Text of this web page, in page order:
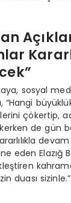
sosyal
“Hangi
çökertip,
de gün
eden Elazığ
duası